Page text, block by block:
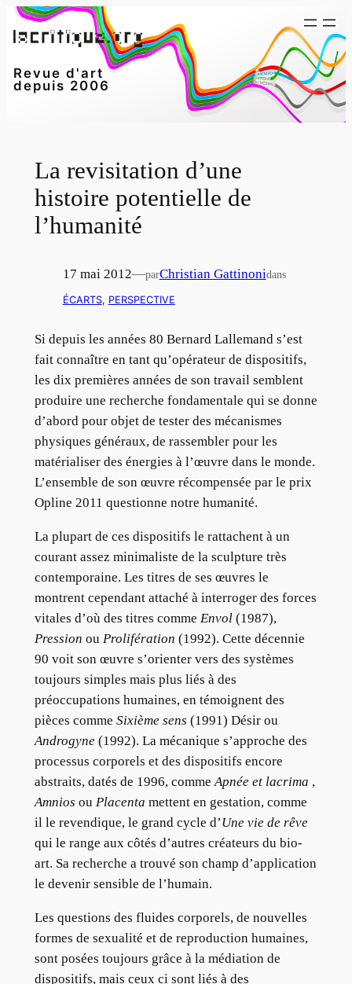
Aller
au
Revue d'art
depuis 2006
La revisitation d’une
histoire potentielle de
l’humanité
17 mai 2012—parChristian Gattinonidans
ÉCARTS, PERSPECTIVE
Si depuis les années 80 Bernard Lallemand s’est
fait connaître en tant qu’opérateur de dispositifs,
les dix premières années de son travail semblent
produire une recherche fondamentale qui se donne
d’abord pour objet de tester des mécanismes
physiques généraux, de rassembler pour les
matérialiser des énergies à l’œuvre dans le monde.
L’ensemble de son œuvre récompensée par le prix
Opline 2011 questionne notre humanité.
La plupart de ces dispositifs le rattachent à un
courant assez minimaliste de la sculpture très
contemporaine. Les titres de ses œuvres le
montrent cependant attaché à interroger des forces
vitales d’où des titres comme Envol(1987),
Pression ou Prolifération (1992). Cette décennie
90 voit son œuvre s’orienter vers des systèmes
toujours simples mais plus liés à des
préoccupations humaines, en témoignent des
pièces comme Sixième sens (1991) Désir ou
Androgyne(1992). La mécanique s’approche des
processus corporels et des dispositifs encore
abstraits, datés de 1996, commeApnée et lacrima ,
Amnios ou Placenta mettent en gestation, comme
il le revendique, le grand cycle d’Une vie de rêve
qui le range aux côtés d’autres créateurs du bio-
art. Sa recherche a trouvé son champ d’application
le devenir sensible de l’humain.
Les questions des fluides corporels, de nouvelles
formes de sexualité et de reproduction humaines,
sont posées toujours grâce à la médiation de
dispositifs, mais ceux ci sont liés à des